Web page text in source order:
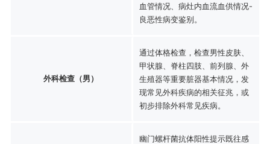
血管情况、病灶内血流血供情况-
良恶性病变鉴别。
外科检查（男）
通过体格检查，检查男性皮肤、
甲状腺、脊柱四肢、前列腺、外
生殖器等重要脏器基本情况，发
现常见外科疾病的相关征兆，或
初步排除外科常见疾病。
幽门螺杆菌抗体阳性提示既往感